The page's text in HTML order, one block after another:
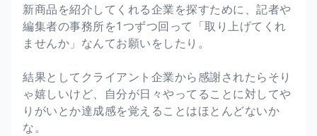
新商品を紹介してくれる企業を探すために、記者や
編集者の事務所を1つずつ回って「取り上げてくれ
ませんか」なんてお願いをしたり。
結果としてクライアント企業から感謝されたらそり
ゃ嬉しいけど、自分が日々やってることに対してや
りがいとか達成感を覚えることはほとんどないか
な。